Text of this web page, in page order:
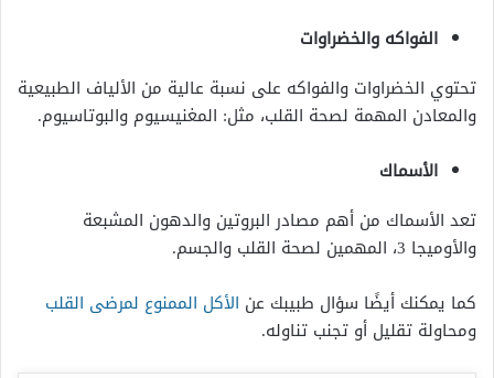
الفواكه والخضراوات
تحتوي الخضراوات والفواكه على نسبة عالية من الألياف الطبيعية
والمعادن المهمة لصحة القلب، مثل: المغنيسيوم والبوتاسيوم.
الأسماك
تعد الأسماك من أهم مصادر البروتين والدهون المشبعة
والأوميجا 3، المهمين لصحة القلب والجسم.
كما يمكنك أيضًا سؤال طبيبك عن الأكل الممنوع لمرضى القلب
ومحاولة تقليل أو تجنب تناوله.